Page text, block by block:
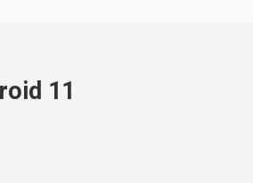
11